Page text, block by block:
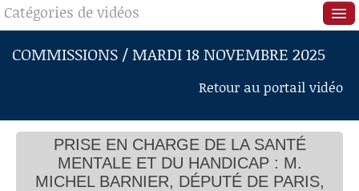
ACCUEIL
EN DIRECT
RECHERCHE
AIDE À LA DÉCOUPE
DE VIDÉOS
Catégories de vidéos
Séance publique
Questions au Gouvernement
Commissions
Présidence
Évènements
COMMISSIONS / MARDI 18 NOVEMBRE 2025
Retour au portail vidéo
PRISE EN CHARGE DE LA SANTÉ
MENTALE ET DU HANDICAP : M.
MICHEL BARNIER, DÉPUTÉ DE PARIS,